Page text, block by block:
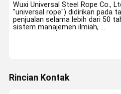
Wuxi Universal Steel Rope Co.,
"universal rope") didirikan pada
penjualan selama lebih dari 50
sistem manajemen ilmiah, ...
Rincian Kontak